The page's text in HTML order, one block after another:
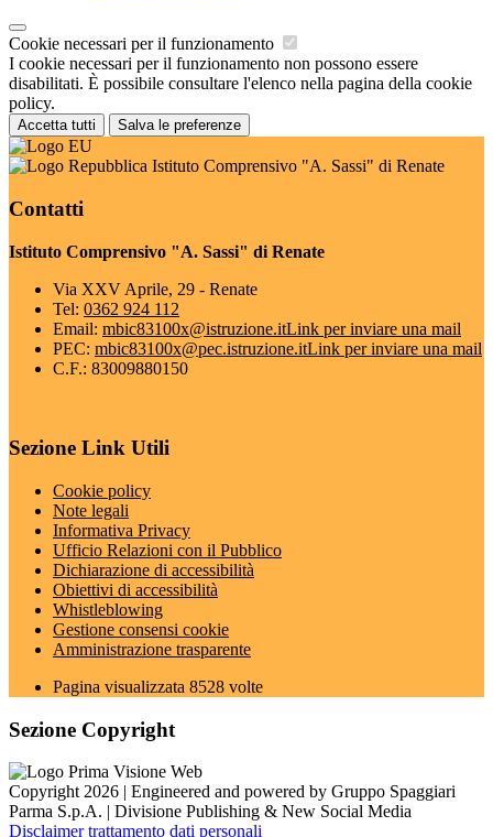
Cookie necessari per il funzionamento
I cookie necessari per il funzionamento non possono essere
disabilitati. È possibile consultare l'elenco nella pagina della cookie
policy.
Accetta tutti Salva le preferenze
Istituto Comprensivo "A. Sassi" di Renate
Contatti
Istituto Comprensivo "A. Sassi" di Renate
Via XXV Aprile, 29 - Renate
Tel: 0362 924 112
Email: mbic83100x@istruzione.itLink per inviare una mail
PEC: mbic83100x@pec.istruzione.itLink per inviare una mail
C.F.: 83009880150
Sezione Link Utili
Cookie policy
Note legali
Informativa Privacy
Ufficio Relazioni con il Pubblico
Dichiarazione di accessibilità
Obiettivi di accessibilità
Whistleblowing
Gestione consensi cookie
Amministrazione trasparente
Pagina visualizzata 8528 volte
Sezione Copyright
Copyright 2026 | Engineered and powered by Gruppo Spaggiari
Parma S.p.A. | Divisione Publishing & New Social Media
Disclaimer trattamento dati personali